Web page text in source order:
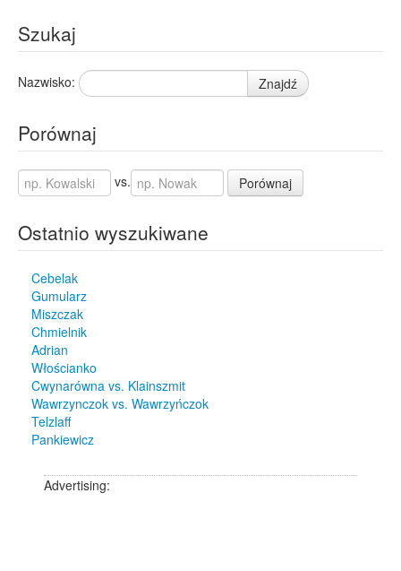
Szukaj
Nazwisko: Znajdź
Porównaj
vs. Porównaj
Ostatnio wyszukiwane
Cebelak
Gumularz
Miszczak
Chmielnik
Adrian
Włościanko
Cwynarówna vs. Klainszmit
Wawrzynczok vs. Wawrzyńczok
Telzlaff
Pankiewicz
Advertising: